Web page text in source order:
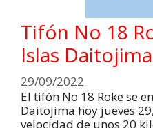
Tifón No 18
Islas Daitojima
29/09/2022
El tifón No 18 Roke se
Daitojima hoy jueves
velocidad de unos 20